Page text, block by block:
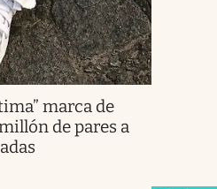
marca de
de pares a